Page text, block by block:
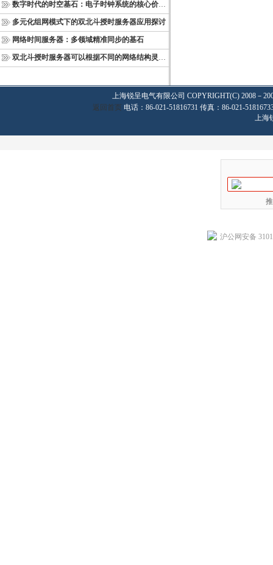
数字时代的时空基石：电子时钟系统的核心价值与多维意义
多元化组网模式下的双北斗授时服务器应用探讨
网络时间服务器：多领域精准同步的基石
双北斗授时服务器可以根据不同的网络结构灵活部署
上海锐呈电气有限公司 COPYRIGHT(C) 2008－
返回首页 电话：86-021-51816731 传真：86-021-
上海
沪公网安备